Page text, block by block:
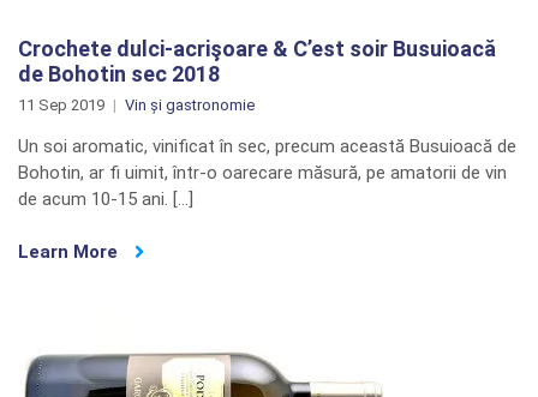
Crochete dulci-acrişoare & C’est soir Busuioacă
de Bohotin sec 2018
11 Sep 2019 Vin și gastronomie
Un soi aromatic, vinificat în sec, precum această Busuioacă de
Bohotin, ar fi uimit, într-o oarecare măsură, pe amatorii de vin
de acum 10-15 ani. […]
Learn More